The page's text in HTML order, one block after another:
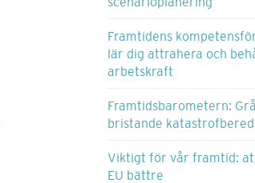
Framtidens
lär dig attrahera och
arbetskraft
Framtidsbarometern:
bristande
Viktigt för vår framtid:
EU bättre